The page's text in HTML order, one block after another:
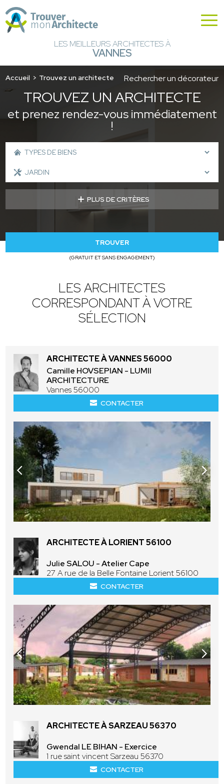
LES MEILLEURS ARCHITECTES À
VANNES
Accueil Trouvez un architecte Rechercher un décorateur
TROUVEZ UN ARCHITECTE
et prenez rendez-vous immédiatement
!
PLUS DE CRITÈRES
TROUVER
(GRATUIT ET SANS ENGAGEMENT)
LES ARCHITECTES
CORRESPONDANT À VOTRE
SÉLECTION
ARCHITECTE À VANNES 56000
Camille HOVSEPIAN - LUMII
ARCHITECTURE
Vannes 56000
CONTACTER
ARCHITECTE À LORIENT 56100
Julie SALOU - Atelier Cape
27 A rue de la Belle Fontaine Lorient 56100
CONTACTER
ARCHITECTE À SARZEAU 56370
Gwendal LE BIHAN - Exercice
1 rue saint vincent Sarzeau 56370
CONTACTER